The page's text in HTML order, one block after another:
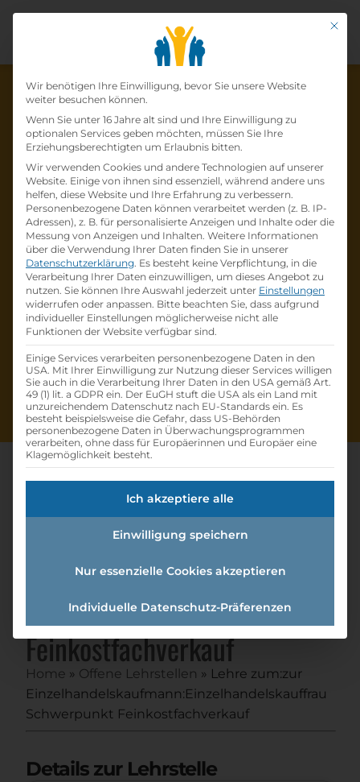
Die Lehrstelle wurde schon
besetzt!
Die LehrstelleLehre zum:zur
Einzelhandelskaufmann:Einzelhandelskauffr
au Schwerpunkt Feinkostfachverkaufbei
BILLA AGist schonbesetzt.
Firmenprofil besuchen
Andere Lehrstelle suchen
Lehre Zum:zur
Einzelhandelskaufmann:einzel
handelskauffrau
Schwerpunkt
Feinkostfachverkauf
Home » Offene Lehrstellen » Lehre zum:zur
Einzelhandelskaufmann:Einzelhandelskauffrau
Schwerpunkt Feinkostfachverkauf
Details zur Lehrstelle
Mit
Datenschutz-
Wir benötigen Ihre Einwilligung, bevor Sie unsere Website
weiter besuchen können.
Wenn Sie unter 16 Jahre alt sind und Ihre Einwilligung zu
optionalen Services geben möchten, müssen Sie Ihre
Erziehungsberechtigten um Erlaubnis bitten.
Wir verwenden Cookies und andere Technologien auf unserer
Website. Einige von ihnen sind essenziell, während andere uns
helfen, diese Website und Ihre Erfahrung zu verbessern.
Personenbezogene Daten können verarbeitet werden (z. B. IP-
Adressen), z. B. für personalisierte Anzeigen und Inhalte oder die
Messung von Anzeigen und Inhalten. Weitere Informationen
über die Verwendung Ihrer Daten finden Sie in unserer
Datenschutzerklärung. Es besteht keine Verpflichtung, in die
Verarbeitung Ihrer Daten einzuwilligen, um dieses Angebot zu
nutzen. Sie können Ihre Auswahl jederzeit unter Einstellungen
widerrufen oder anpassen. Bitte beachten Sie, dass aufgrund
individueller Einstellungen möglicherweise nicht alle
Funktionen der Website verfügbar sind.
Einige Services verarbeiten personenbezogene Daten in den
USA. Mit Ihrer Einwilligung zur Nutzung dieser Services willigen
Sie auch in die Verarbeitung Ihrer Daten in den USA gemäß Art.
49 (1) lit. a GDPR ein. Der EuGH stuft die USA als ein Land mit
unzureichendem Datenschutz nach EU-Standards ein. Es
besteht beispielsweise die Gefahr, dass US-Behörden
personenbezogene Daten in Überwachungsprogrammen
verarbeiten, ohne dass für Europäerinnen und Europäer eine
Klagemöglichkeit besteht.
Ich akzeptiere alle
Einwilligung speichern
Nur essenzielle Cookies akzeptieren
Individuelle Datenschutz-Präferenzen